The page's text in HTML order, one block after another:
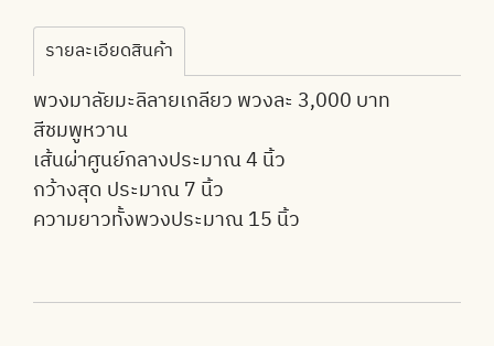
รายละเอียดสินค้า
พวงมาลัยมะลิลายเกลียว พวงละ 3,000 บาท
สีชมพูหวาน
เส้นผ่าศูนย์กลางประมาณ 4 นิ้ว
กว้างสุด ประมาณ 7 นิ้ว
ความยาวทั้งพวงประมาณ 15 นิ้ว